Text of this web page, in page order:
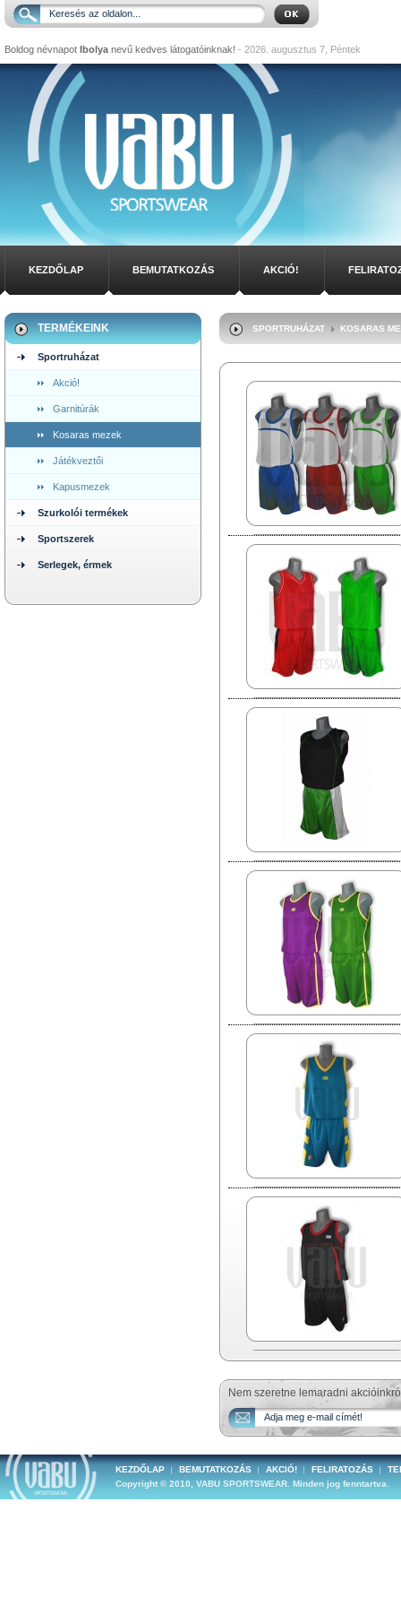
Boldog névnapot Ibolyanevű kedves látogatóinknak! - 2026. augusztus 7, Péntek
KEZDŐLAP BEMUTATKOZÁS AKCIÓ!
TERMÉKEINK
Sportruházat
Akció!
Garnitúrák
Kosaras mezek
Játékveztői
Kapusmezek
Szurkolói termékek
Sportszerek
Serlegek, érmek
SPORTRUHÁZAT KOSARAS
Nem szeretne lemaradni
KEZDŐLAP BEMUTATKOZÁS AKCIÓ! FELIRATOZÁS
Copyright © 2010, VABU SPORTSWEAR. Minden jog fenntartva.